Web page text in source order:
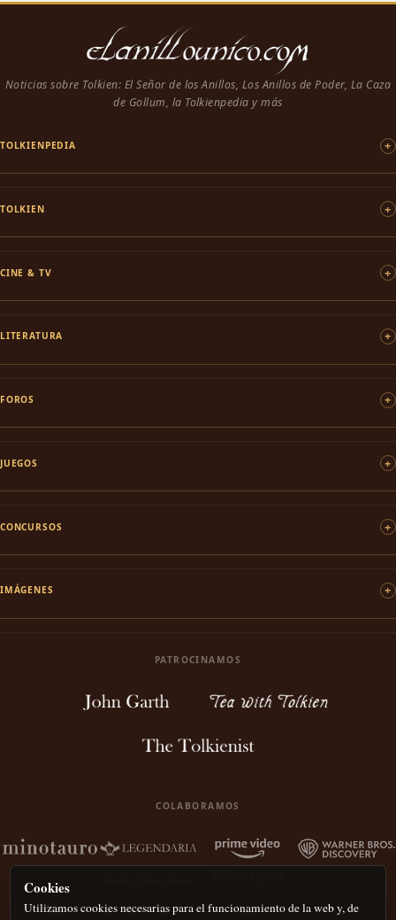
Noticias sobre Tolkien: El Señor de los Anillos, Los Anillos de Poder, La Caza
de Gollum, la Tolkienpedia y más
TOLKIENPEDIA
TOLKIEN
CINE & TV
LITERATURA
FOROS
JUEGOS
CONCURSOS
IMÁGENES
PATROCINAMOS
COLABORAMOS
Cookies
Utilizamos cookies necesarias para el funcionamiento de la web y, de